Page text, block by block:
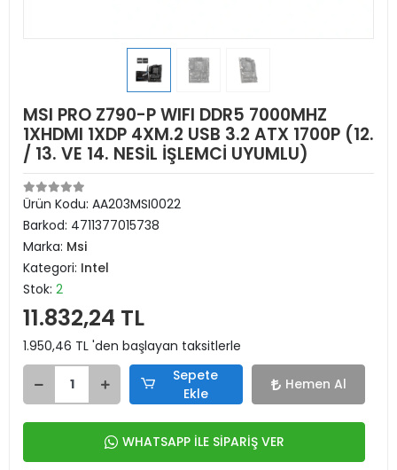
MSI PRO Z790-P WIFI DDR5 7000MHZ
1XHDMI 1XDP 4XM.2 USB 3.2 ATX 1700P (12.
/ 13. VE 14. NESİL İŞLEMCİ UYUMLU)
Ürün Kodu: AA203MSI0022
Barkod: 4711377015738
Marka: Msi
Kategori: Intel
Stok: 2
11.832,24 TL
1.950,46 TL 'den başlayan taksitlerle
Sepete
Ekle
Hemen Al
WHATSAPP İLE SİPARİŞ VER